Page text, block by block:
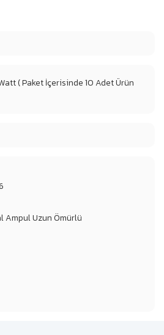
( Paket İçerisinde 10 Adet Ürün
Ampul Uzun Ömürlü